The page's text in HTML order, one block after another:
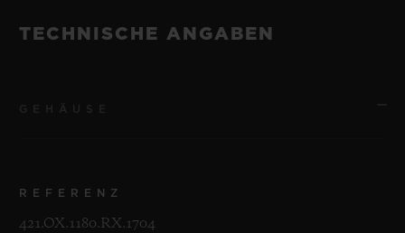
TECHNISCHE ANGABEN
REFERENZ
421.OX.1180.RX.1704